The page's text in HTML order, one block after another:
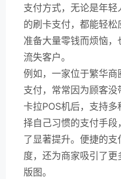
支付方式，无论是年
的刷卡支付，都能轻
准备大量零钱而烦恼
流失客户。
例如，一家位于繁华
支付，常常因为顾客
卡拉POS机后，支持
择自己习惯的支付手
了显著提升。便捷的
度，还为商家吸引了
版图。